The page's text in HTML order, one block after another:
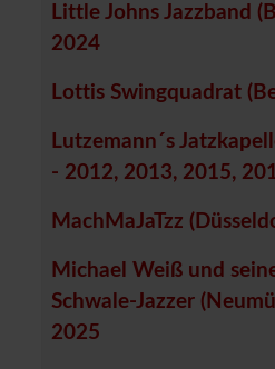
Little Johns Jazzband
2024
Lottis Swingquadrat
Lutzemann´s
- 2012, 2013, 2015,
MachMaJaTzz
Michael Weiß und
Schwale-Jazzer
2025